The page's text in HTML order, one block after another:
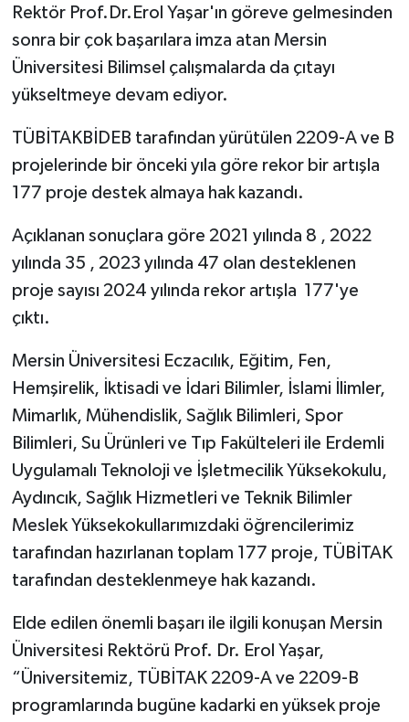
Rektör Prof.Dr.Erol Yaşar'ın göreve gelmesinden
sonra bir çok başarılara imza atan Mersin
Üniversitesi Bilimsel çalışmalarda da çıtayı
yükseltmeye devam ediyor.
TÜBİTAKBİDEB tarafından yürütülen 2209-A ve B
projelerinde bir önceki yıla göre rekor bir artışla
177 proje destek almaya hak kazandı.
Açıklanan sonuçlara göre 2021 yılında 8 , 2022
yılında 35 , 2023 yılında 47 olan desteklenen
proje sayısı 2024 yılında rekor artışla 177'ye
çıktı.
Mersin Üniversitesi Eczacılık, Eğitim, Fen,
Hemşirelik, İktisadi ve İdari Bilimler, İslami İlimler,
Mimarlık, Mühendislik, Sağlık Bilimleri, Spor
Bilimleri, Su Ürünleri ve Tıp Fakülteleri ile Erdemli
Uygulamalı Teknoloji ve İşletmecilik Yüksekokulu,
Aydıncık, Sağlık Hizmetleri ve Teknik Bilimler
Meslek Yüksekokullarımızdaki öğrencilerimiz
tarafından hazırlanan toplam 177 proje, TÜBİTAK
tarafından desteklenmeye hak kazandı.
Elde edilen önemli başarı ile ilgili konuşan Mersin
Üniversitesi Rektörü Prof. Dr. Erol Yaşar,
“Üniversitemiz, TÜBİTAK 2209-A ve 2209-B
programlarında bugüne kadarki en yüksek proje